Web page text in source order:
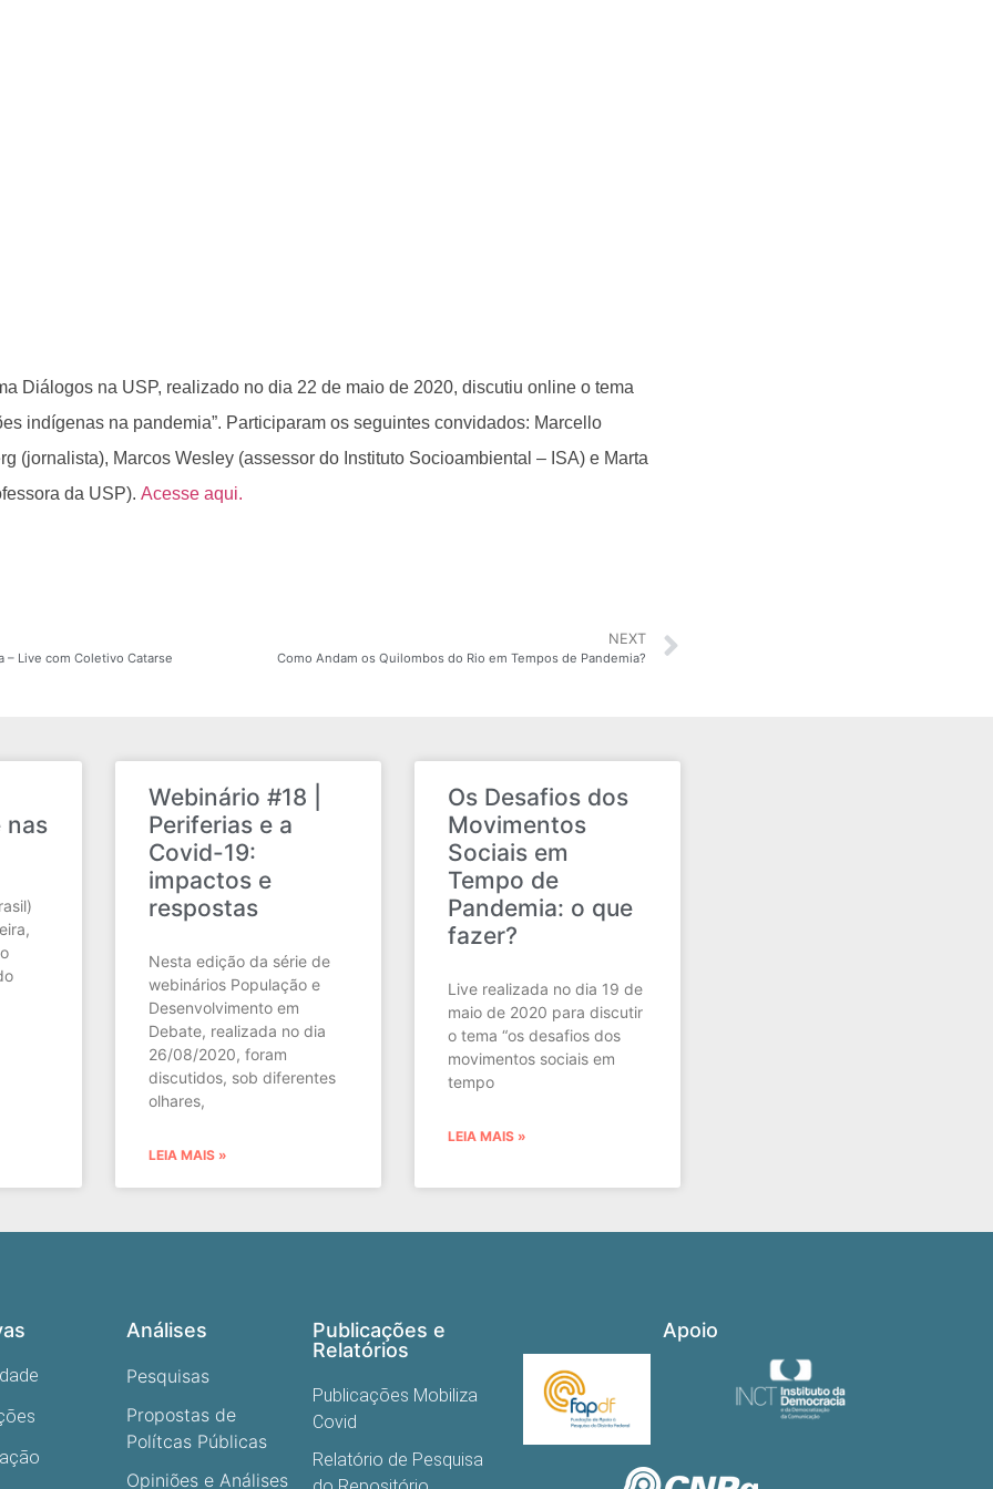
Diálogos na USP, realizado no dia 22 de maio de 2020, discutiu online o tema
indígenas na pandemia”. Participaram os seguintes convidados: Marcello
(jornalista), Marcos Wesley (assessor do Instituto Socioambiental – ISA) e Marta
da USP). Acesse aqui.
– Live com Coletivo Catarse
NEXT
Como Andam os Quilombos do Rio em Tempos de Pandemia?
nas
Webinário #18 |
Periferias e a
Covid-19:
impactos e
respostas
Nesta edição da série de
webinários População e
Desenvolvimento em
Debate, realizada no dia
26/08/2020, foram
discutidos, sob diferentes
olhares,
LEIA MAIS »
Os Desafios dos
Movimentos
Sociais em
Tempo de
Pandemia: o que
fazer?
Live realizada no dia 19 de
maio de 2020 para discutir
o tema “os desafios dos
movimentos sociais em
tempo
LEIA MAIS »
Análises
Pesquisas
Propostas de
Polítcas Públicas
Opiniões e Análises
Publicações e
Relatórios
Publicações Mobiliza
Covid
Relatório de Pesquisa
Apoio